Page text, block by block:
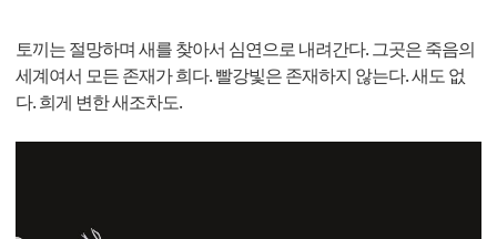
토끼는 절망하며 새를 찾아서 심연으로 내려간다. 그곳은 죽음의
세계여서 모든 존재가 희다. 빨강빛은 존재하지 않는다. 새도 없
다. 희게 변한 새조차도.